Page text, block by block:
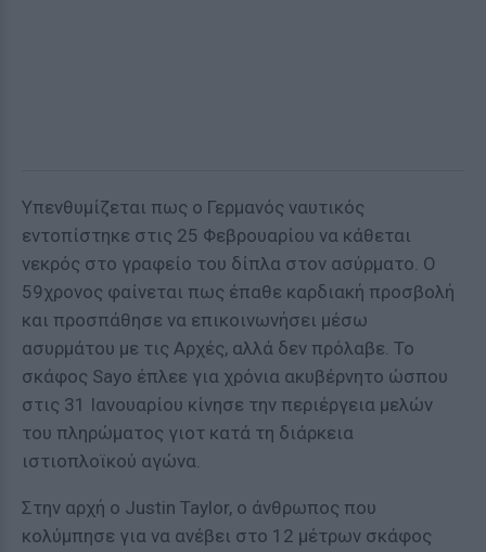
Υπενθυμίζεται πως ο Γερμανός ναυτικός
εντοπίστηκε στις 25 Φεβρουαρίου να κάθεται
νεκρός στο γραφείο του δίπλα στον ασύρματο. Ο
59χρονος φαίνεται πως έπαθε καρδιακή προσβολή
και προσπάθησε να επικοινωνήσει μέσω
ασυρμάτου με τις Αρχές, αλλά δεν πρόλαβε. Το
σκάφος Sayo έπλεε για χρόνια ακυβέρνητο ώσπου
στις 31 Ιανουαρίου κίνησε την περιέργεια μελών
του πληρώματος γιοτ κατά τη διάρκεια
ιστιοπλοϊκού αγώνα.
Στην αρχή ο Justin Taylor, ο άνθρωπος που
κολύμπησε για να ανέβει στο 12 μέτρων σκάφος